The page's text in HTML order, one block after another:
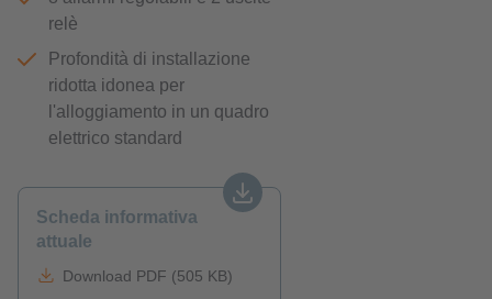
relè
Profondità di installazione
ridotta idonea per
l'alloggiamento in un quadro
elettrico standard
Scheda informativa
attuale
Download PDF (505 KB)